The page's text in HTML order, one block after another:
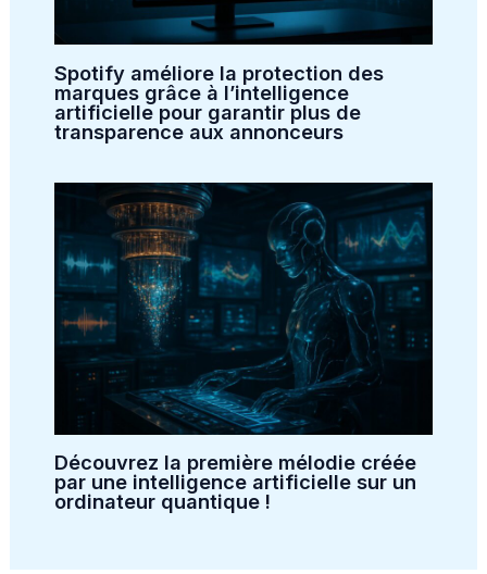
Spotify améliore la protection des
marques grâce à l’intelligence
artificielle pour garantir plus de
transparence aux annonceurs
Découvrez la première mélodie créée
par une intelligence artificielle sur un
ordinateur quantique !